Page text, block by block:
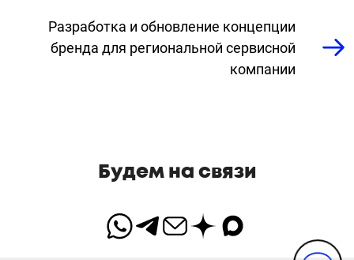
Разработка и обновление концепции
бренда для региональной сервисной
компании
Будем на связи